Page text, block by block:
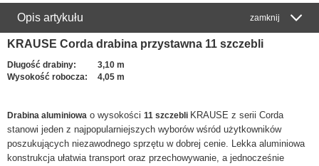
Opis artykułu zamknij
KRAUSE Corda drabina przystawna 11 szczebli
Długość drabiny:
3,10 m
Wysokość robocza:
4,05 m
Drabina aluminiowa o wysokości 11 szczebli KRAUSE z serii Corda
stanowi jeden z najpopularniejszych wyborów wśród użytkowników
poszukujących niezawodnego sprzętu w dobrej cenie. Lekka aluminiowa
konstrukcja ułatwia transport oraz przechowywanie, a jednocześnie